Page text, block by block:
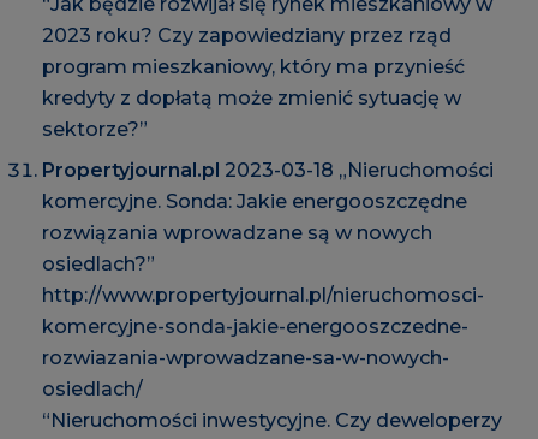
2023 roku? Czy zapowiedziany przez rząd
program mieszkaniowy, który ma przynieść
kredyty z dopłatą może zmienić sytuację w
sektorze?”
Propertyjournal.pl 2023-03-18 „Nieruchomości
komercyjne. Sonda: Jakie energooszczędne
rozwiązania wprowadzane są w nowych
osiedlach?”
http://www.propertyjournal.pl/nieruchomosci-
komercyjne-sonda-jakie-energooszczedne-
rozwiazania-wprowadzane-sa-w-nowych-
osiedlach/
“Nieruchomości inwestycyjne. Czy deweloperzy